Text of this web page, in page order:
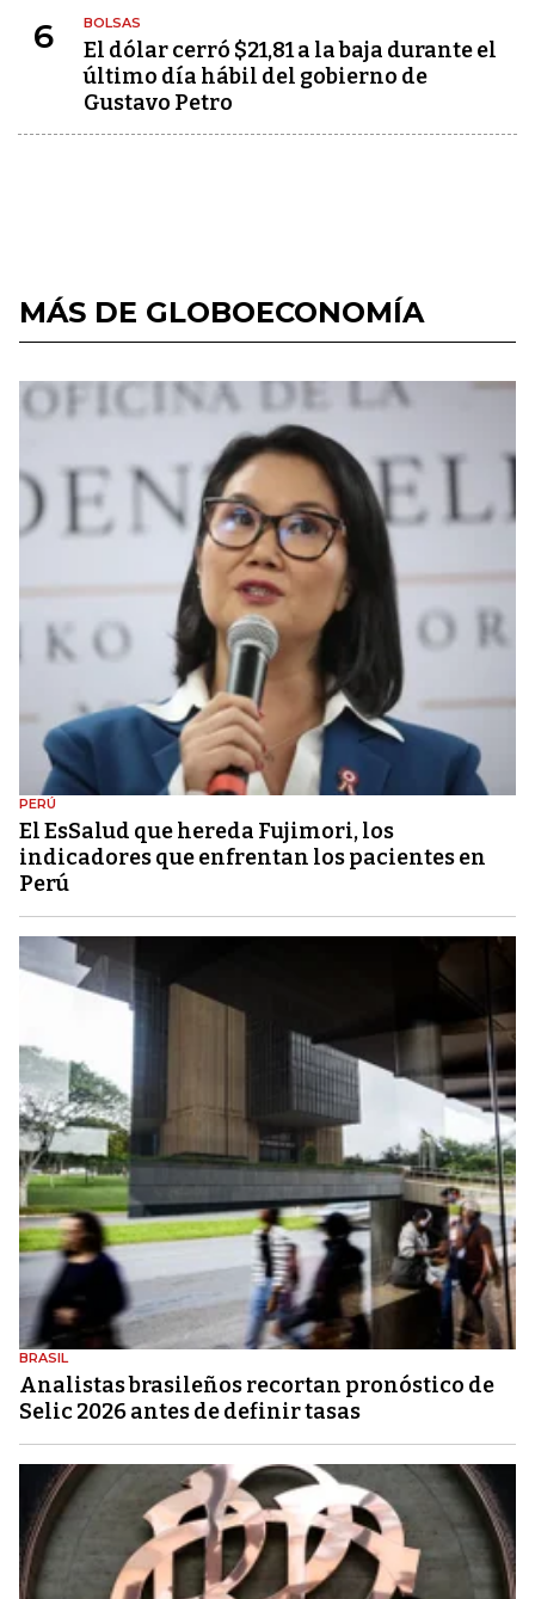
6 BOLSAS
El dólar cerró $21,81 a la baja durante el
último día hábil del gobierno de
Gustavo Petro
MÁS DE GLOBOECONOMÍA
PERÚ
El EsSalud que hereda Fujimori, los
indicadores que enfrentan los pacientes en
Perú
BRASIL
Analistas brasileños recortan pronóstico de
Selic 2026 antes de definir tasas